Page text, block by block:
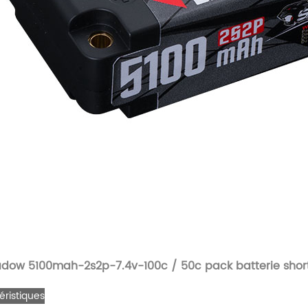
5100mah-2s2p-7.4v-100c / 50c pack batterie